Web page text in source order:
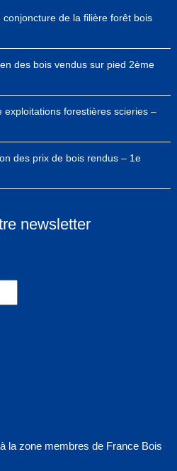
de la filière forêt bois
des bois vendus sur pied 2ème
exploitations forestières scieries –
des prix de bois rendus – 1e
newsletter
la zone membres de France Bois